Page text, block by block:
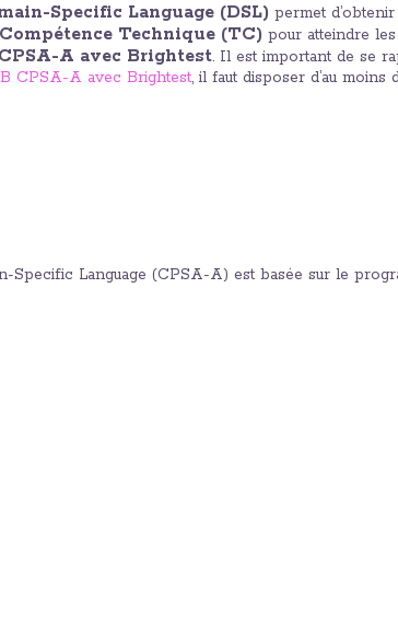
Specific Language (DSL) permet d’obtenir
Technique (TC) pour atteindre les
A avec Brightest. Il est important de se
CPSA-A avec Brightest, il faut disposer d’au
Specific Language (CPSA-A) est basée sur le